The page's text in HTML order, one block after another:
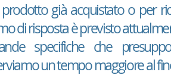
prodotto già acquistato o per
di risposta è previsto
specifiche che
un tempo maggiore al